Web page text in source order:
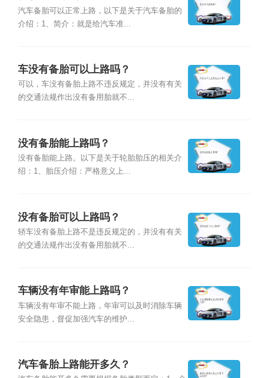
汽车备胎可以正常上路，以下是关于汽车备胎的
介绍：1、简介：就是给汽车准...
车没有备胎可以上路吗？
可以，车没有备胎上路不违反规定，并没有有关
的交通法规作出没有备用胎就不...
没有备胎能上路吗？
没有备胎能上路。以下是关于轮胎胎压的相关介
绍：1、胎压介绍：严格意义上...
没有备胎可以上路吗？
轿车没有备胎上路不是违反规定的，并没有有关
的交通法规作出没有备用胎就不...
车辆没有年审能上路吗？
车辆没有年审不能上路，年审可以及时消除车辆
安全隐患，督促加强汽车的维护...
汽车备胎上路能开多久？